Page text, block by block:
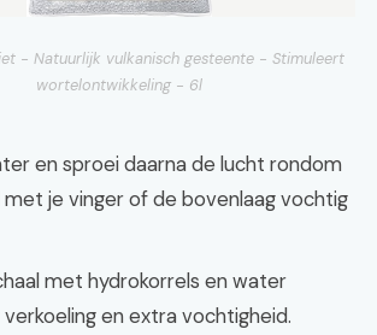
- Natuurlijk vulkanisch gesteente - Stimuleert
wortelontwikkeling - 6l
en sproei daarna de lucht rondom
met je vinger of de bovenlaag vochtig
met hydrokorrels en water
en extra vochtigheid.